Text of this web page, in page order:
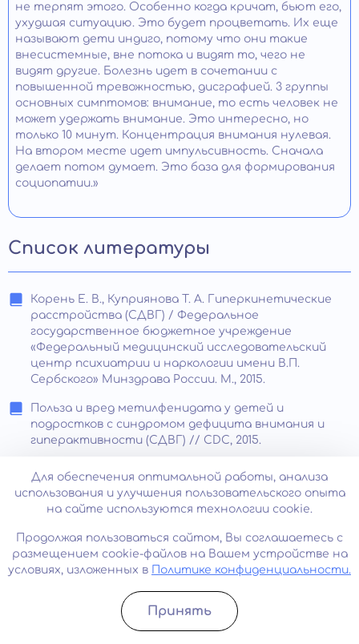
не терпят этого. Особенно когда кричат, бьют его,
ухудшая ситуацию. Это будет процветать. Их еще
называют дети индиго, потому что они такие
внесистемные, вне потока и видят то, чего не
видят другие. Болезнь идет в сочетании с
повышенной тревожностью, дисграфией. 3 группы
основных симптомов: внимание, то есть человек не
может удержать внимание. Это интересно, но
только 10 минут. Концентрация внимания нулевая.
На втором месте идет импульсивность. Сначала
делает потом думает. Это база для формирования
социопатии.»
Список литературы
Корень Е. В., Куприянова Т. А. Гиперкинетические
расстройства (СДВГ) / Федеральное
государственное бюджетное учреждение
«Федеральный медицинский исследовательский
центр психиатрии и наркологии имени В.П.
Сербского» Минздрава России. М., 2015.
Польза и вред метилфенидата у детей и
подростков с синдромом дефицита внимания и
гиперактивности (СДВГ) // CDC, 2015.
Гузева В.И. Руководство по детской неврологии. —
СПб.: СПбГМПА, 1998. — 496 с.
Бехтерева Н.П. Здоровый и больной мозг человека.
2-е изд., перераб. и доп. — Л.: «Наука», 1988. — 260 с.
Бадалян Л.О., Журба Л.Т., Всеволожская Н.М.
Руководство по неврологии раннего детского
возраста. — Киев: Здоровье, 1980. — 342 с.
Лохов М.И., Фесенко Е.В., Фесенко Ю.А. Интеллект
Записатьcя
Для обеспечения оптимальной работы, анализа
использования и улучшения пользовательского опыта
на сайте используются технологии cookie.
Продолжая пользоваться сайтом, Вы соглашаетесь с
размещением cookie-файлов на Вашем устройстве на
условиях, изложенных в
Политике конфиденциальности.
Принять